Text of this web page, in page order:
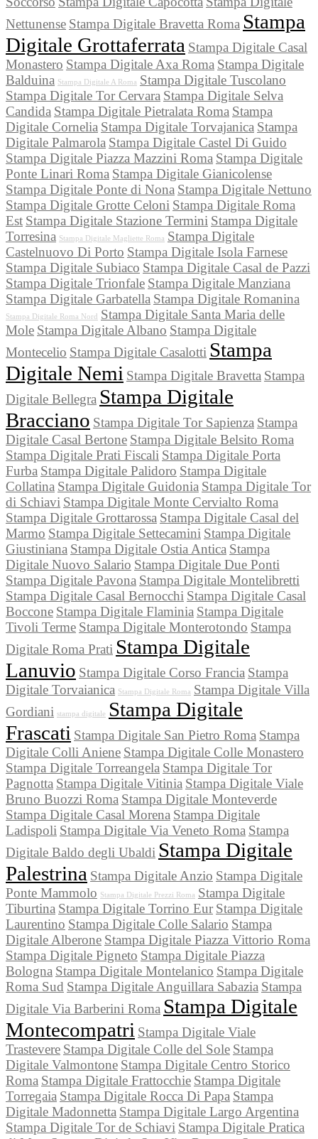
Nettunense Stampa Digitale Bravetta Roma Stampa
Digitale Grottaferrata Stampa Digitale Casal
Monastero Stampa Digitale Axa Roma Stampa Digitale
Balduina Stampa Digitale A Roma Stampa Digitale Tuscolano
Stampa Digitale Tor Cervara Stampa Digitale Selva
Candida Stampa Digitale Pietralata Roma Stampa
Digitale Cornelia Stampa Digitale Torvajanica Stampa
Digitale Palmarola Stampa Digitale Castel Di Guido
Stampa Digitale Piazza Mazzini Roma Stampa Digitale
Ponte Linari Roma Stampa Digitale Gianicolense
Stampa Digitale Ponte di Nona Stampa Digitale Nettuno
Stampa Digitale Grotte Celoni Stampa Digitale Roma
Est Stampa Digitale Stazione Termini Stampa Digitale
Torresina Stampa Digitale Magliette Roma Stampa Digitale
Castelnuovo Di Porto Stampa Digitale Isola Farnese
Stampa Digitale Subiaco Stampa Digitale Casal de Pazzi
Stampa Digitale Trionfale Stampa Digitale Manziana
Stampa Digitale Garbatella Stampa Digitale Romanina
Stampa Digitale Roma Nord
Stampa Digitale Santa Maria delle
Mole Stampa Digitale Albano Stampa Digitale
Montecelio Stampa Digitale Casalotti Stampa
Digitale Nemi Stampa Digitale Bravetta Stampa
Digitale Bellegra Stampa Digitale
Bracciano Stampa Digitale Tor Sapienza Stampa
Digitale Casal Bertone Stampa Digitale Belsito Roma
Stampa Digitale Prati Fiscali Stampa Digitale Porta
Furba Stampa Digitale Palidoro Stampa Digitale
Collatina Stampa Digitale Guidonia Stampa Digitale Tor
di Schiavi Stampa Digitale Monte Cervialto Roma
Stampa Digitale Grottarossa Stampa Digitale Casal del
Marmo Stampa Digitale Settecamini Stampa Digitale
Giustiniana Stampa Digitale Ostia Antica Stampa
Digitale Nuovo Salario Stampa Digitale Due Ponti
Stampa Digitale Pavona Stampa Digitale Montelibretti
Stampa Digitale Casal Bernocchi Stampa Digitale Casal
Boccone Stampa Digitale Flaminia Stampa Digitale
Tivoli Terme Stampa Digitale Monterotondo Stampa
Digitale Roma Prati Stampa Digitale
Lanuvio Stampa Digitale Corso Francia Stampa
Digitale Torvaianica Stampa Digitale Roma Stampa Digitale Villa
Gordiani stampa digitale
Stampa Digitale
Frascati Stampa Digitale San Pietro Roma Stampa
Digitale Colli Aniene Stampa Digitale Colle Monastero
Stampa Digitale Torreangela Stampa Digitale Tor
Pagnotta Stampa Digitale Vitinia Stampa Digitale Viale
Bruno Buozzi Roma Stampa Digitale Monteverde
Stampa Digitale Casal Morena Stampa Digitale
Ladispoli Stampa Digitale Via Veneto Roma Stampa
Digitale Baldo degli Ubaldi Stampa Digitale
Palestrina Stampa Digitale Anzio Stampa Digitale
Ponte Mammolo Stampa Digitale Prezzi Roma Stampa Digitale
Tiburtina Stampa Digitale Torrino Eur Stampa Digitale
Laurentino Stampa Digitale Colle Salario Stampa
Digitale Alberone Stampa Digitale Piazza Vittorio Roma
Stampa Digitale Pigneto Stampa Digitale Piazza
Bologna Stampa Digitale Montelanico Stampa Digitale
Roma Sud Stampa Digitale Anguillara Sabazia Stampa
Digitale Via Barberini Roma Stampa Digitale
Montecompatri Stampa Digitale Viale
Trastevere Stampa Digitale Colle del Sole Stampa
Digitale Valmontone Stampa Digitale Centro Storico
Roma Stampa Digitale Frattocchie Stampa Digitale
Torregaia Stampa Digitale Rocca Di Papa Stampa
Digitale Madonnetta Stampa Digitale Largo Argentina
Stampa Digitale Tor de Schiavi Stampa Digitale Pratica